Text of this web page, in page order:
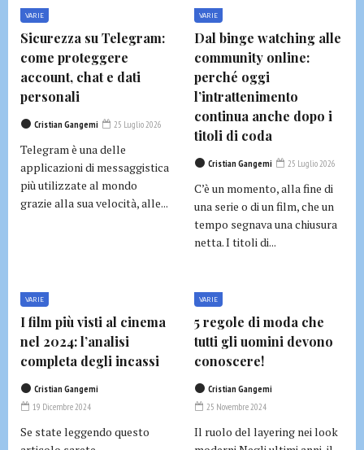
VARIE
Sicurezza su Telegram:
come proteggere
account, chat e dati
personali
Cristian Gangemi 25 Luglio 2026
Telegram è una delle
applicazioni di messaggistica
più utilizzate al mondo
grazie alla sua velocità, alle...
VARIE
Dal binge watching alle
community online:
perché oggi
l’intrattenimento
continua anche dopo i
titoli di coda
Cristian Gangemi 25 Luglio 2026
C’è un momento, alla fine di
una serie o di un film, che un
tempo segnava una chiusura
netta. I titoli di...
VARIE
I film più visti al cinema
nel 2024: l’analisi
completa degli incassi
Cristian Gangemi
19 Dicembre 2024
Se state leggendo questo
VARIE
5 regole di moda che
tutti gli uomini devono
conoscere!
Cristian Gangemi
25 Novembre 2024
Il ruolo del layering nei look